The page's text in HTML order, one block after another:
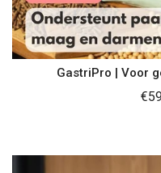
GastriPro | Voor